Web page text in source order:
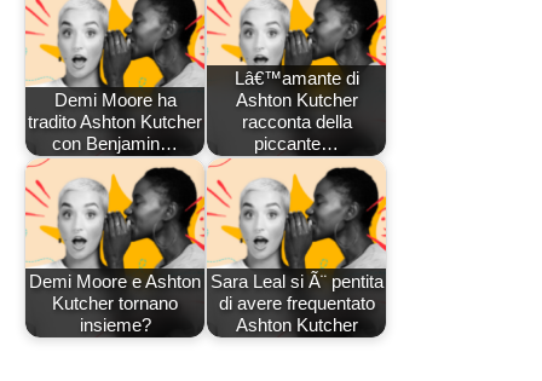
Demi Moore ha
tradito Ashton Kutcher
con Benjamin…
Lâ€™amante di
Ashton Kutcher
racconta della
piccante…
Demi Moore e Ashton
Kutcher tornano
insieme?
Sara Leal si Ã¨ pentita
di avere frequentato
Ashton Kutcher